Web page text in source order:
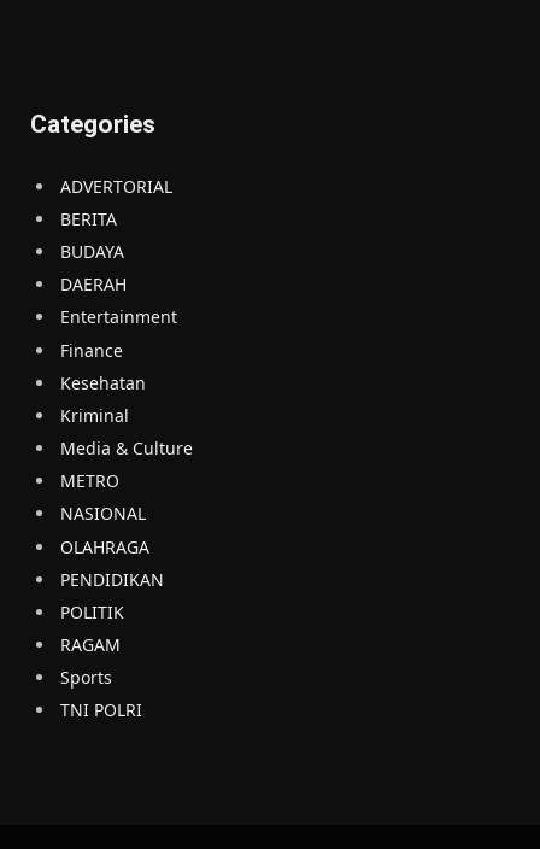
Categories
ADVERTORIAL
BERITA
BUDAYA
DAERAH
Entertainment
Finance
Kesehatan
Kriminal
Media & Culture
METRO
NASIONAL
OLAHRAGA
PENDIDIKAN
POLITIK
RAGAM
Sports
TNI POLRI